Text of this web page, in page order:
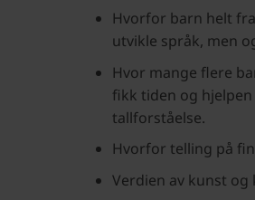
Hvorfor barn helt
utvikle språk, men
Hvor mange flere
fikk tiden og
tallforståelse.
Hvorfor telling på
Verdien av kunst og